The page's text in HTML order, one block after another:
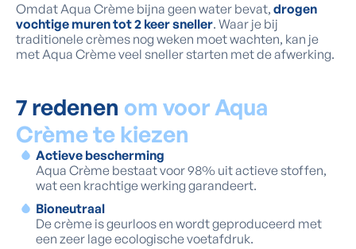
Omdat Aqua Crème bijna geen water bevat, drogen
vochtige muren tot 2 keer sneller. Waar je bij
traditionele crèmes nog weken moet wachten, kan je
met Aqua Crème veel sneller starten met de afwerking.
7 redenen om voor Aqua
Crème te kiezen
Actieve bescherming
Aqua Crème bestaat voor 98% uit actieve stoffen,
wat een krachtige werking garandeert.
Bioneutraal
De crème is geurloos en wordt geproduceerd met
een zeer lage ecologische voetafdruk.